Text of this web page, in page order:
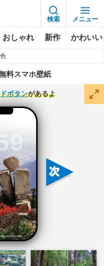
検索 メニュー
おしゃれ 新作 かわいい
料スマホ壁紙
ボタンがあるよ